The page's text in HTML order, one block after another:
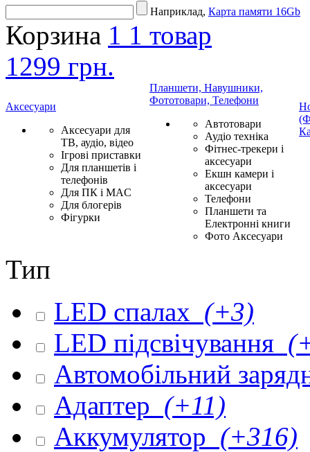
Наприклад, Карта памяти 16Gb
Корзина 1 1 товар
1299 грн.
Аксесуари
Аксесуари для
ТВ, аудіо, відео
Ігрові приставки
Для планшетів і
телефонів
Для ПК і MAC
Для блогерів
Фігурки
Планшети, Навушники,
Фототовари, Телефони
Автотовари
Аудіо техніка
Фітнес-трекери і
аксесуари
Екшн камери і
аксесуари
Телефони
Планшети та
Електронні книги
Фото Аксесуари
Тип
LED спалах (+3)
LED підсвічування
Автомобільний
Адаптер (+11)
Аккумулятор (+316)